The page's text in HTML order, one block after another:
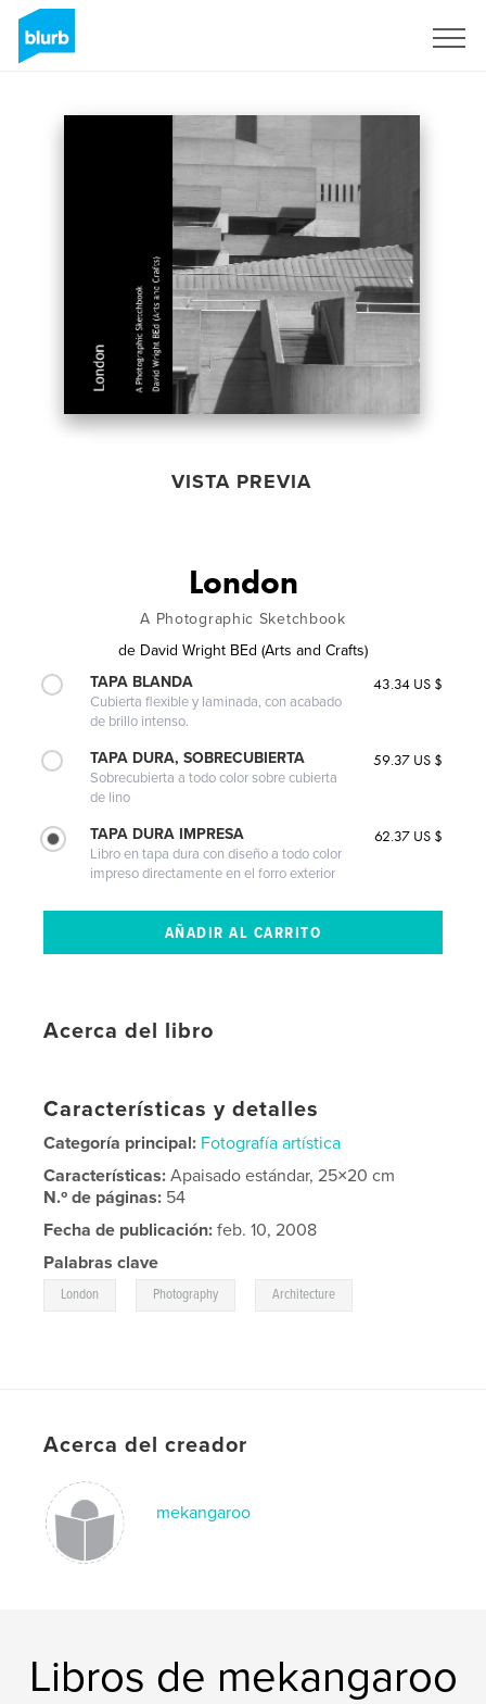
VISTA PREVIA
London
A Photographic Sketchbook
de David Wright BEd (Arts and Crafts)
TAPA BLANDA
Cubierta flexible y laminada, con acabado
de brillo intenso.
43.34 US $
TAPA DURA, SOBRECUBIERTA
Sobrecubierta a todo color sobre cubierta
de lino
59.37 US $
TAPA DURA IMPRESA
Libro en tapa dura con diseño a todo color
impreso directamente en el forro exterior
62.37 US $
Acerca del libro
Características y detalles
Categoría principal: Fotografía artística
Características:Apaisado estándar, 25×20 cm
N.º de páginas: 54
Fecha de publicación: feb. 10, 2008
Palabras clave
London Photography Architecture
Acerca del creador
mekangaroo
Libros de mekangaroo